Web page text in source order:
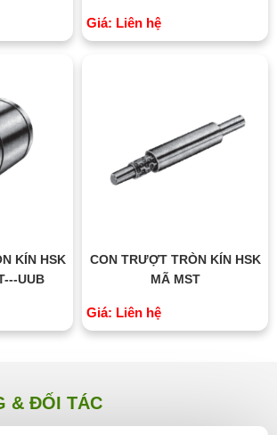
Giá: Liên hệ
KÍN HSK
UUB
CON TRƯỢT TRÒN KÍN HSK
MÃ MST
Giá: Liên hệ
& ĐỐI TÁC